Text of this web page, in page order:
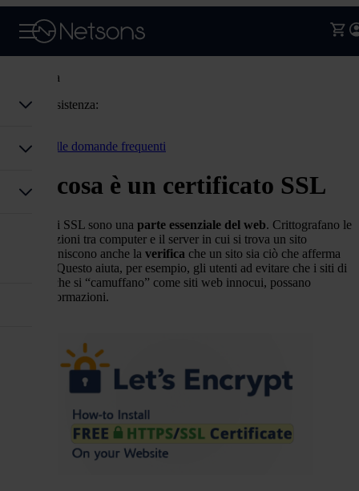
Assistenza
Codice assistenza:
Torna alle domande frequenti
Che cosa è un certificato SSL
I certificati SSL sono una parte essenziale del web. Crittografano le
comunicazioni tra computer e il server in cui si trova un sito
forniscono anche la verifica che un sito sia ciò che afferma
di essere. Questo aiuta, per esempio, gli utenti ad evitare che i siti di
phishing che si “camuffano” come siti web innocui, possano
informazioni.